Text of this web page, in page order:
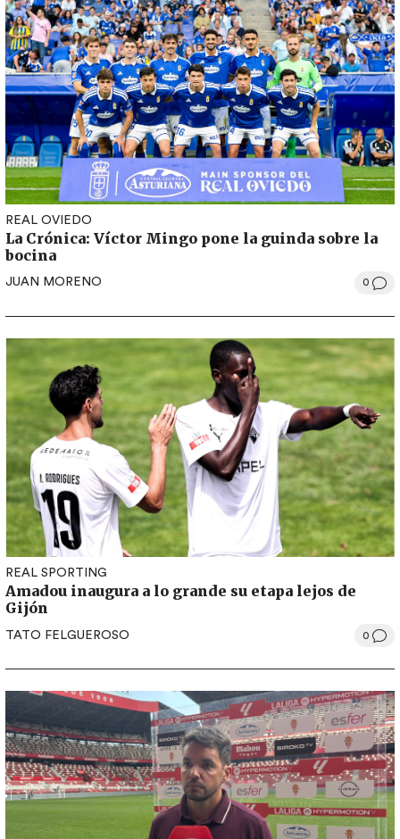
REAL OVIEDO
La Crónica: Víctor Mingo pone la guinda sobre la
bocina
JUAN MORENO 0
REAL SPORTING
Amadou inaugura a lo grande su etapa lejos de
Gijón
TATO FELGUEROSO 0